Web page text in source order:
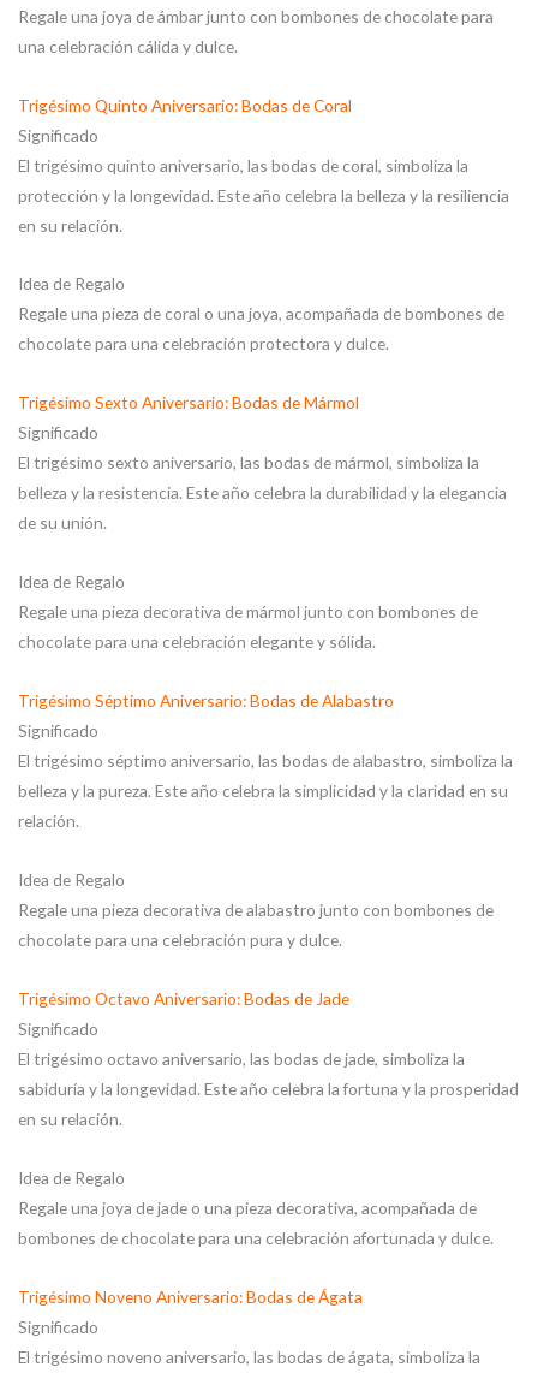
Regale una joya de ámbar junto con bombones de chocolate para
una celebración cálida y dulce.
Trigésimo Quinto Aniversario: Bodas de Coral
Significado
El trigésimo quinto aniversario, las bodas de coral, simboliza la
protección y la longevidad. Este año celebra la belleza y la resiliencia
en su relación.
Idea de Regalo
Regale una pieza de coral o una joya, acompañada de bombones de
chocolate para una celebración protectora y dulce.
Trigésimo Sexto Aniversario: Bodas de Mármol
Significado
El trigésimo sexto aniversario, las bodas de mármol, simboliza la
belleza y la resistencia. Este año celebra la durabilidad y la elegancia
de su unión.
Idea de Regalo
Regale una pieza decorativa de mármol junto con bombones de
chocolate para una celebración elegante y sólida.
Trigésimo Séptimo Aniversario: Bodas de Alabastro
Significado
El trigésimo séptimo aniversario, las bodas de alabastro, simboliza la
belleza y la pureza. Este año celebra la simplicidad y la claridad en su
relación.
Idea de Regalo
Regale una pieza decorativa de alabastro junto con bombones de
chocolate para una celebración pura y dulce.
Trigésimo Octavo Aniversario: Bodas de Jade
Significado
El trigésimo octavo aniversario, las bodas de jade, simboliza la
sabiduría y la longevidad. Este año celebra la fortuna y la prosperidad
en su relación.
Idea de Regalo
Regale una joya de jade o una pieza decorativa, acompañada de
bombones de chocolate para una celebración afortunada y dulce.
Trigésimo Noveno Aniversario: Bodas de Ágata
Significado
El trigésimo noveno aniversario, las bodas de ágata, simboliza la